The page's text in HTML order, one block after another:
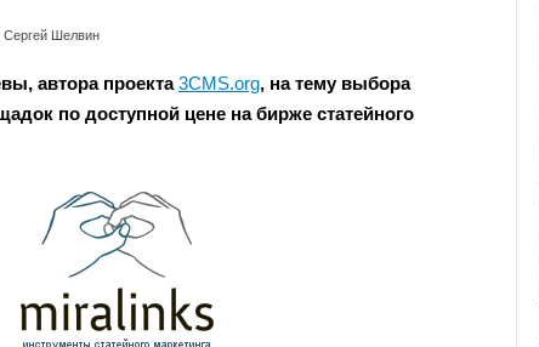
Сергей Шелвин
автора проекта3CMS.org, на тему выбора
по доступной цене на бирже статейного